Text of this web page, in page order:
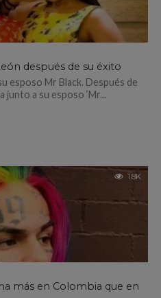
después de su éxito
esposo Mr Black. Después de
junto a su esposo ‘Mr...
1.8K
más en Colombia que en